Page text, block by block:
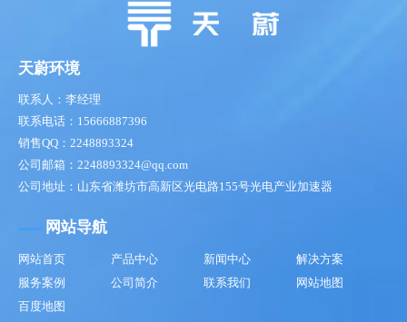
天蔚环境
联系人：李经理
联系电话：15666887396
销售QQ：2248893324
公司邮箱：2248893324@qq.com
公司地址：山东省潍坊市高新区光电路155号光电产业加速器
网站导航
网站首页 产品中心 新闻中心
解决方案
服务案例
公司简介 联系我们
网站地图
百度地图